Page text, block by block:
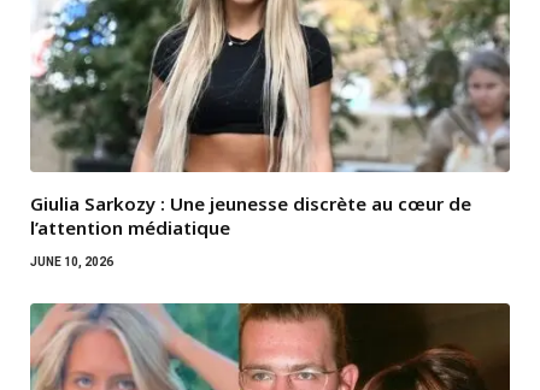
Giulia Sarkozy : Une jeunesse discrète au cœur de
l’attention médiatique
JUNE 10, 2026